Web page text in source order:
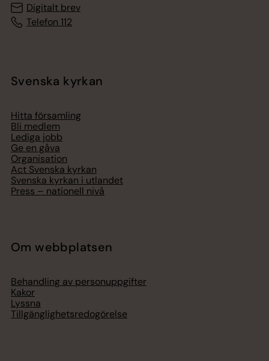
Digitalt brev
Telefon 112
Svenska kyrkan
Hitta församling
Bli medlem
Lediga jobb
Ge en gåva
Organisation
Act Svenska kyrkan
Svenska kyrkan i utlandet
Press – nationell nivå
Om webbplatsen
Behandling av personuppgifter
Kakor
Lyssna
Tillgänglighetsredogörelse